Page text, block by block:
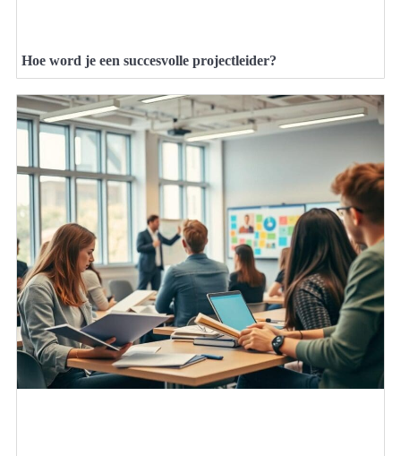
Hoe word je een succesvolle projectleider?